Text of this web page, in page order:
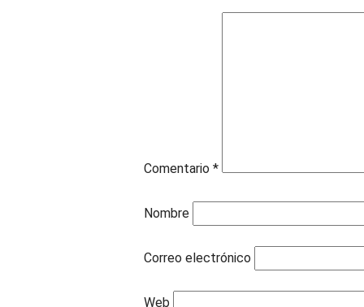
Comentario *
Nombre
Correo electrónico
Web